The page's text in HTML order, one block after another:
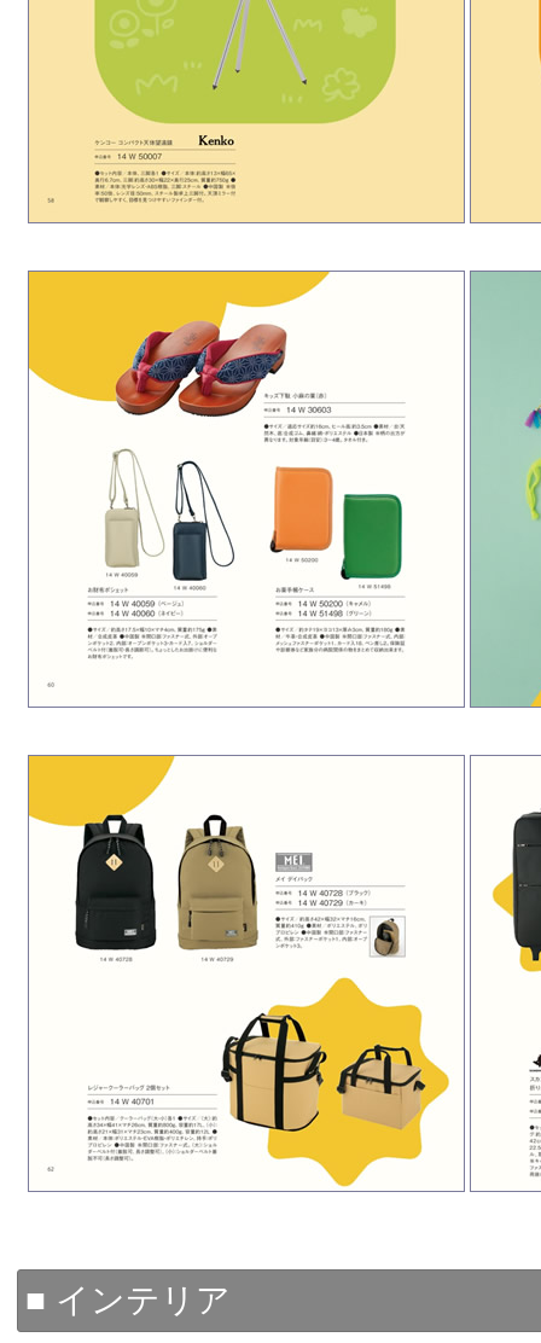
■ インテリア